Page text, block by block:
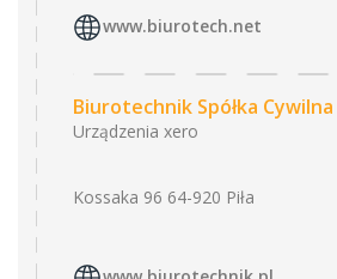
www.biurotech.net
Biurotechnik Spółka Cywilna
Urządzenia xero
Kossaka 96 64-920 Piła